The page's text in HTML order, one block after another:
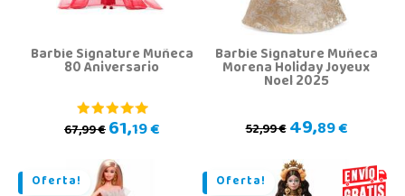
Barbie Signature Muñeca
80 Aniversario
67,99 €61,19 €
Barbie Signature Muñeca
Morena Holiday Joyeux
Noel 2025
52,99 €49,89 €
Oferta! Oferta!